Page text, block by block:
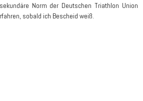
Norm der Deutschen Triathlon Union
sobald ich Bescheid weiß.